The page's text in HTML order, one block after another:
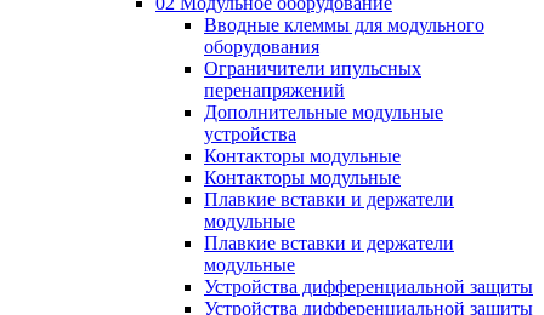
Вводные клеммы для модульного
оборудования
Ограничители ипульсных
перенапряжений
Дополнительные модульные
устройства
Контакторы модульные
Контакторы модульные
Плавкие вставки и держатели
модульные
Плавкие вставки и держатели
модульные
Устройства дифференциальной защиты
Устройства дифференциальной защиты